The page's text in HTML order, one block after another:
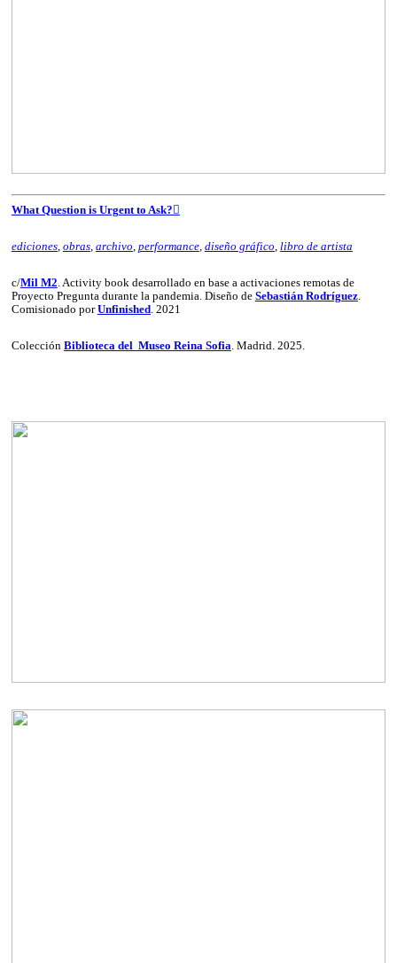
What Question is Urgent to Ask?︎︎︎
ediciones, obras, archivo, performance, diseño gráfico, libro de artista
c/Mil M2. Activity book desarrollado en base a activaciones remotas de
Proyecto Pregunta durante la pandemia. Diseño de Sebastián Rodríguez.
Comisionado porUnfinished. 2021
Colección Biblioteca del Museo Reina Sofia . Madrid. 2025.